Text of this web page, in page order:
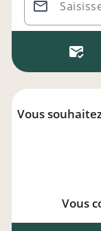
Vous
Vous